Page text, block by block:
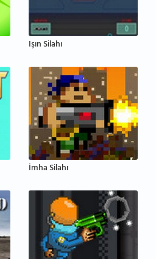
Işın Silahı
İmha Silahı